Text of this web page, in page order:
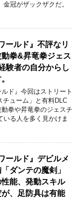
冠がザックザクだ。
ールド』不評なリ
拳&昇竜拳ジェス
験者の自分からし
ド』今回はストリート
チューム」と有料DLC
拳や昇竜拳のジェスチ
いる人を多く見かけま
ールド』デビルメ
ダンテの魔剣」
性能、発動スキル
、足防具は有能